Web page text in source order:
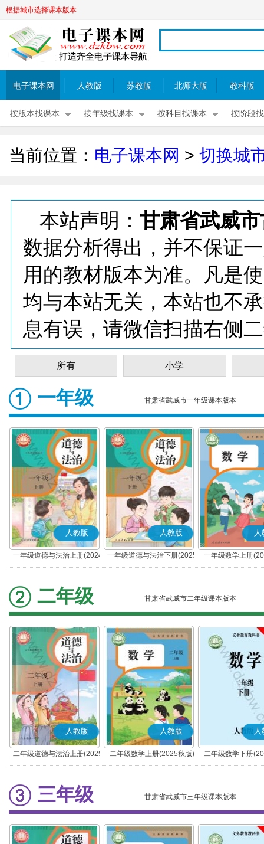
根据城市选择课本版本
电子课本网 人教版 苏教版 北师大版 教科版
按版本找课本 按年级找课本 按科目找课本 按阶段
当前位置： 电子课本网 > 切换城
本站声明： 甘肃省武威
数据分析得出，并不保证
用的教材版本为准。凡是
均与本站无关，本站也不
息有误，请微信扫描右侧
所有 小学
一年级 甘肃省武威市一年级课本版本
人教版
一年级道德与法治上册(2024
秋版)(部编版)
人教版
一年级道德与法治下册(2025
春版)(部编版)
人
一年级数学上册
二年级 甘肃省武威市二年级课本版本
人教版
二年级道德与法治上册(2025
秋版)(部编版)
人教版
二年级数学上册(2025秋版)
人
二年级数学下册
三年级 甘肃省武威市三年级课本版本